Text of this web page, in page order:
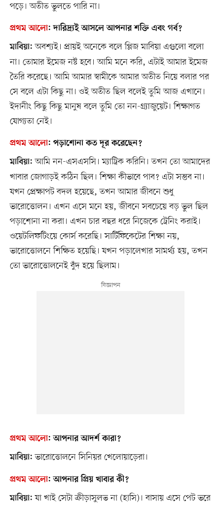
পড়ে। অতীত ভুলতে পারি না।
প্রথম আলো:দারিদ্র্যই আসলে আপনার শক্তি এবং গর্ব?
মাবিয়া: অবশ্যই। প্রায়ই অনেকে বলে প্লিজ মাবিয়া এগুলো বলো
না। তোমার ইমেজ নষ্ট হবে। আমি মনে করি, এটাই আমার ইমেজ
তৈরি করেছে। আমি আমার স্বামীকে আমার অতীত নিয়ে বলার পর
সে বলে এটা কিছু না। ওই অতীত ছিল বলেই তুমি আজ এখানে।
ইদানীং কিছু কিছু মানুষ বলে তুমি তো নন-গ্র্যাজুয়েট। শিক্ষাগত
যোগ্যতা নেই।
প্রথম আলো: পড়াশোনা কত দূর করেছেন?
মাবিয়া: আমি নন-এসএসসি। ম্যাট্রিক করিনি। তখন তো আমাদের
খাবার জোগাড়ই কঠিন ছিল। শিক্ষা কীভাবে পাব? এটা সম্ভব না।
যখন প্রেক্ষাপট বদল হয়েছে, তখন আমার জীবনে শুধু
ভারোত্তোলন। এখন এসে মনে হয়, জীবনে সবচেয়ে বড় ভুল ছিল
পড়াশোনা না করা। এখন চার বছর ধরে নিজেকে ট্রেনিং করাই।
ওয়েটলিফটিংয়ে কোর্স করেছি। সার্টিফিকেটের শিক্ষা নয়,
ভারোত্তোলনে শিক্ষিত হয়েছি। যখন পড়ালেখার সামর্থ্য হয়, তখন
তো ভারোত্তোলনেই বুঁদ হয়ে ছিলাম।
প্রথম আলো:আপনার আদর্শ কারা?
মাবিয়া: ভারোত্তোলনে সিনিয়র খেলোয়াড়েরা।
প্রথম আলো:আপনার প্রিয় খাবার কী?
মাবিয়া: যা খাই সেটা ক্রীড়াসুলভ না (হাসি)। বাসায় এসে পেট ভরে